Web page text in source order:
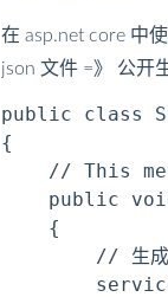
在 asp.net core 中
json 文件 =》 公开
public class
{
// This
public
    {
// 生